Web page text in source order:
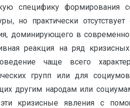
специфику формирования
но практически
доминирующего в
реакция на ряд
чаще всего
групп или для
другим народам или
кризисные явления с